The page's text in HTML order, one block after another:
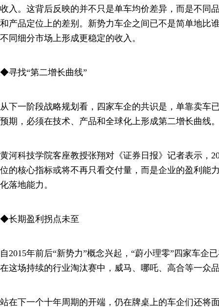
收入。这背后反映的并不只是单车均价差异，而是不同
和产品定位上的差别。新势力车企之间已不是简单地比
不同细分市场上形成更稳定的收入。
◆寻找“第二增长曲线”
从下一阶段战略规划看，四家车企的共识是，单靠卖车
预期，必须在技术、产品和全球化上形成第二增长曲线
黄河科技学院客座教授张翔对《证券日报》记者表示，
位的核心指标或将不再只看交付量，而是企业的盈利能
化落地能力。
◆长期盈利拐点未至
自2015年前后“新势力”概念兴起，“蔚小理零”四家车企
在这场持续的行业淘汰赛中，威马、哪吒、高合等一众
站在下一个十年周期的开端，仍在牌桌上的车企们还将